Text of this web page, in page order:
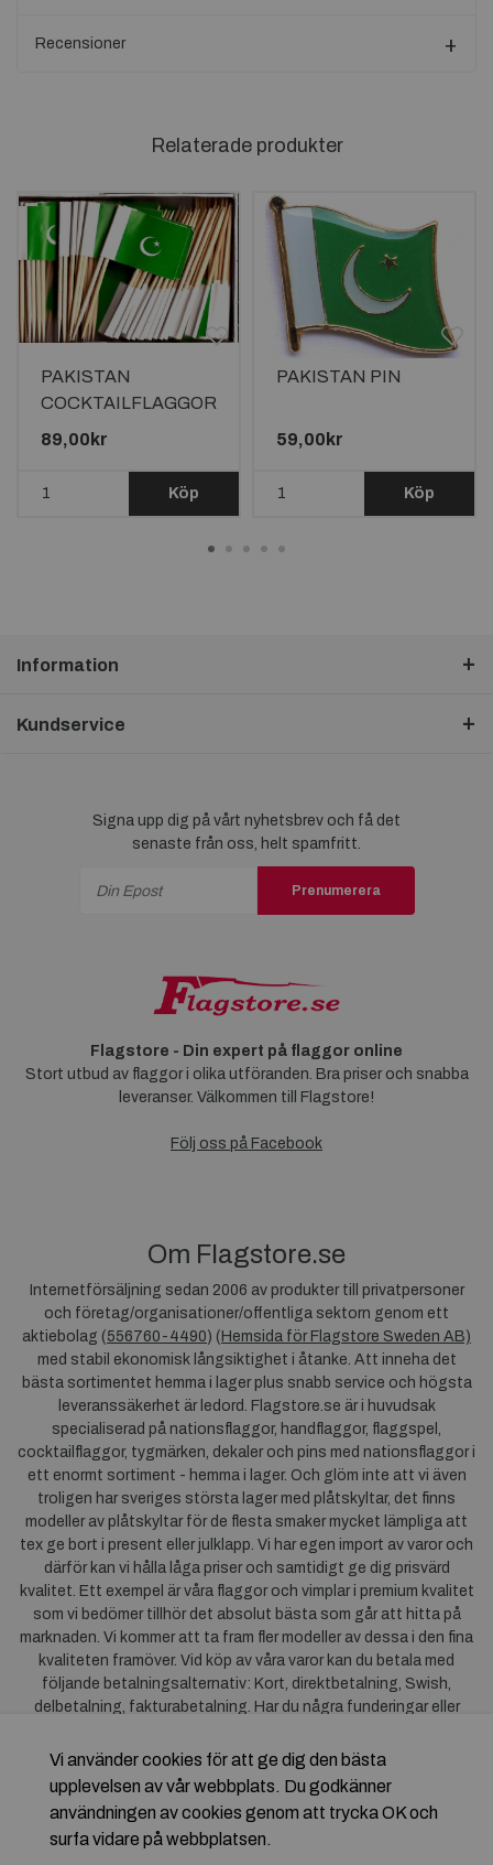
Recensioner
Relaterade produkter
PAKISTAN
COCKTAILFLAGGOR
100st
89,00kr
Köp
PAKISTAN PIN
59,00kr
Köp
Information
Kundservice
Signa upp dig på vårt nyhetsbrev och få det
senaste från oss, helt spamfritt.
Prenumerera
Flagstore - Din expert på flaggor online
Stort utbud av flaggor i olika utföranden. Bra priser och snabba
leveranser. Välkommen till Flagstore!
Följ oss på Facebook
Om Flagstore.se
Internetförsäljning sedan 2006 av produkter till privatpersoner
och företag/organisationer/offentliga sektorn genom ett
aktiebolag (556760-4490) ( Hemsida för Flagstore Sweden AB)
med stabil ekonomisk långsiktighet i åtanke. Att inneha det
bästa sortimentet hemma i lager plus snabb service och högsta
leveranssäkerhet är ledord. Flagstore.se är i huvudsak
specialiserad på nationsflaggor, handflaggor, flaggspel,
cocktailflaggor, tygmärken, dekaler och pins med nationsflaggor i
ett enormt sortiment - hemma i lager. Och glöm inte att vi även
troligen har sveriges största lager med plåtskyltar, det finns
modeller av plåtskyltar för de flesta smaker mycket lämpliga att
tex ge bort i present eller julklapp. Vi har egen import av varor och
därför kan vi hålla låga priser och samtidigt ge dig prisvärd
kvalitet. Ett exempel är våra flaggor och vimplar i premium kvalitet
som vi bedömer tillhör det absolut bästa som går att hitta på
marknaden. Vi kommer att ta fram fler modeller av dessa i den fina
kvaliteten framöver. Vid köp av våra varor kan du betala med
följande betalningsalternativ: Kort, direktbetalning, Swish,
delbetalning, fakturabetalning. Har du några funderingar eller
dig till oss. För frågor kring Klarna kan duklicka här
Vi använder cookies för att ge dig den bästa
upplevelsen av vår webbplats. Du godkänner
användningen av cookies genom att trycka OK och
surfa vidare på webbplatsen.